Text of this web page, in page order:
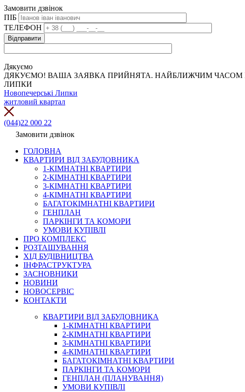
Замовити дзвінок
ПІБ
ТЕЛЕФОН
Дякуємо
ДЯКУЄМО! ВАША ЗАЯВКА ПРИЙНЯТА. НАЙБЛИЖЧИМ ЧАСОМ
ЛИПКИ
Новопечерські Липки
житловий квартал
(044)22 000 22
Замовити дзвінок
ГОЛОВНА
КВАРТИРИ ВІД ЗАБУДОВНИКА
1-КІМНАТНІ КВАРТИРИ
2-КІМНАТНІ КВАРТИРИ
3-КІМНАТНІ КВАРТИРИ
4-КІМНАТНІ КВАРТИРИ
БАГАТОКІМНАТНІ КВАРТИРИ
ГЕНПЛАН
ПАРКІНГИ ТА КОМОРИ
УМОВИ КУПІВЛІ
ПРО КОМПЛЕКС
РОЗТАШУВАННЯ
ХІД БУДІВНИЦТВА
ІНФРАСТРУКТУРА
ЗАСНОВНИКИ
НОВИНИ
НОВОСЕРВІС
КОНТАКТИ
КВАРТИРИ ВІД ЗАБУДОВНИКА
1-КІМНАТНІ КВАРТИРИ
2-КІМНАТНІ КВАРТИРИ
3-КІМНАТНІ КВАРТИРИ
4-КІМНАТНІ КВАРТИРИ
БАГАТОКІМНАТНІ КВАРТИРИ
ПАРКІНГИ ТА КОМОРИ
ГЕНПЛАН (ПЛАНУВАННЯ)
УМОВИ КУПІВЛІ